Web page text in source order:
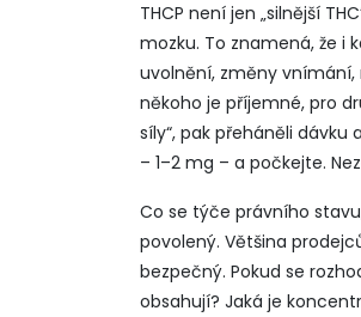
THCP není jen „silnější
mozku. To znamená, že i
uvolnění, změny vnímání,
někoho je příjemné, pro
síly“, pak přeháněli
– 1–2 mg – a počkejte.
Co se týče právního
povolený. Většina
bezpečný. Pokud se
obsahují? Jaká je